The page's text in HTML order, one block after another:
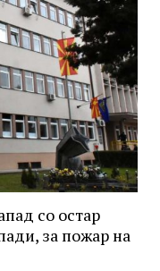
со остар
за пожар на